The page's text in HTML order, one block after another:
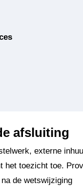
afsluiting
externe
het toezicht toe.
de wetswijziging